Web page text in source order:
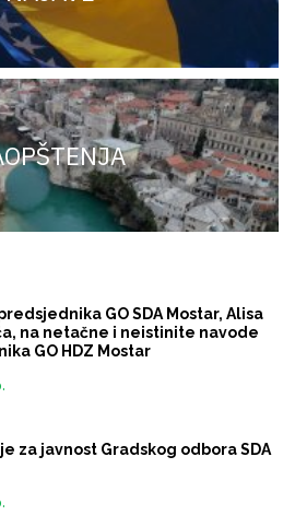
GO SDA Mostar, Alisa
na netačne i neistinite navode
GO HDZ Mostar
za javnost Gradskog odbora SDA